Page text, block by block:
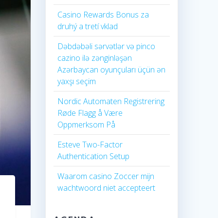
Casino Rewards Bonus za
druhý a tretí vklad
Dəbdəbəli sərvətlər və pinco
cazino ilə zənginləşən
Azərbaycan oyunçuları üçün ən
yaxşı seçim
Nordic Automaten Registrering
Røde Flagg å Være
Oppmerksom På
Esteve Two-Factor
Authentication Setup
Waarom casino Zoccer mijn
wachtwoord niet accepteert